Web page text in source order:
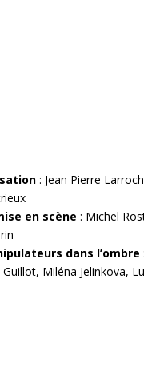
: Jean Pierre
en scène : Michel
dans l’ombre :
Miléna Jelinkova,